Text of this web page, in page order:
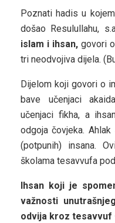
Poznati hadis u
došao Resulullahu,
islam i ihsan,govori o
tri neodvojiva dijela.
Dijelom koji govori o
bave učenjaci
učenjaci fikha, a
odgoja čovjeka.
(potpunih) insana.
školama tesavvufa
Ihsan koji je
važnosti
odvija kroz tesavvuf